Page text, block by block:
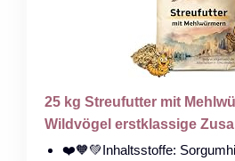
25 kg Streufutter mit
Wildvögel erstklassige
❤️🧡💚Inhaltsstoffe: